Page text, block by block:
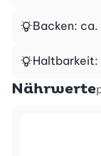
Backen: ca.
Haltbarkeit:
Nährwerte